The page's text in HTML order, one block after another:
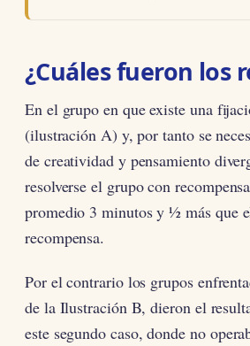
¿Cuáles fueron los
En el grupo en que existe una
(ilustración A) y, por tanto se
de creatividad y pensamiento
resolverse el grupo con
promedio 3 minutos y ½ más que
recompensa.
Por el contrario los grupos
de la Ilustración B, dieron el
este segundo caso, donde no